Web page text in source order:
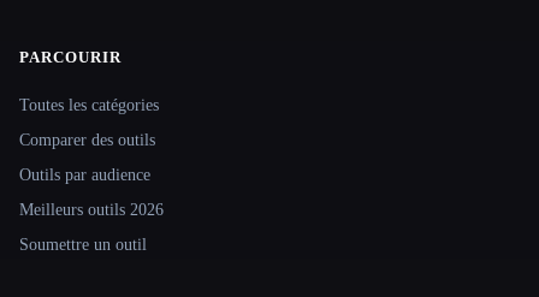
Site navigation
PARCOURIR
Toutes les catégories
Comparer des outils
Outils par audience
Meilleurs outils 2026
Soumettre un outil